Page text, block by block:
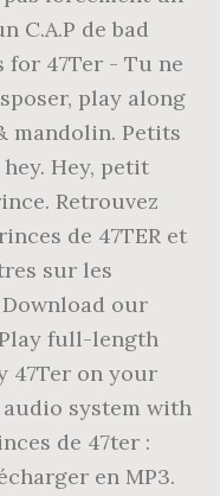
C.A.P de bad
47Ter - Tu ne
play along
mandolin. Petits
Hey, petit
Retrouvez
de 47TER et
sur les
Download our
full-length
47Ter on your
system with
de 47ter :
en MP3.